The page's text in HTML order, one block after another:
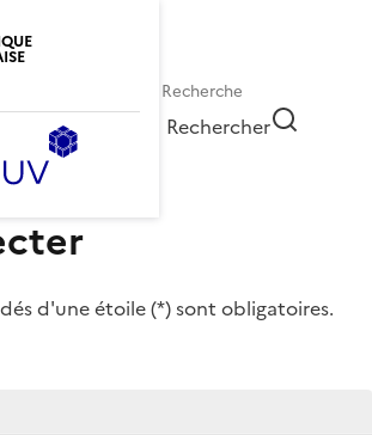
Rechercher
d'une étoile (*) sont obligatoires.